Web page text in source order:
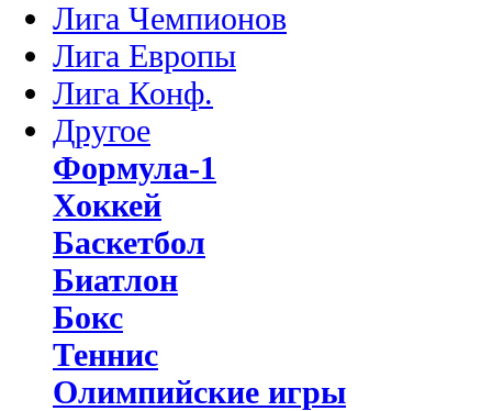
Лига Чемпионов
Лига Европы
Лига Конф.
Другое
Формула-1
Хоккей
Баскетбол
Биатлон
Бокс
Теннис
Олимпийские игры